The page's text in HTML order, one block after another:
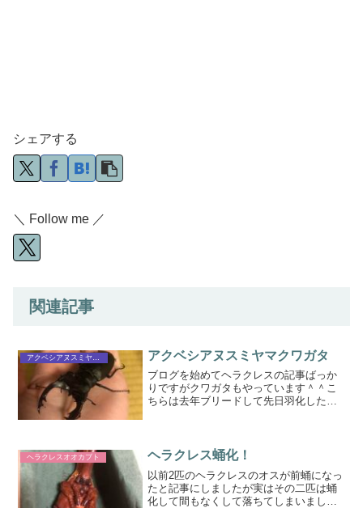
シェアする
＼ Follow me ／
関連記事
アクベシアヌスミヤマクワガタ
ブログを始めてヘラクレスの記事ばっか
りですがクワガタもやっています＾＾こ
ちらは去年ブリードして先日羽化したア
んでしょうか？みんな...
ヘラクレスオオカブト ヘラクレス蛹化！
以前2匹のヘラクレスのオスが前蛹になっ
たと記事にしましたが実はその二匹は蛹
化して間もなくして落ちてしまいまし